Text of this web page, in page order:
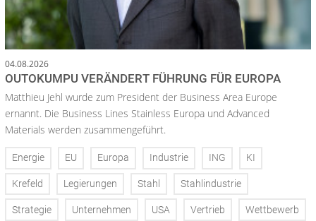
04.08.2026
OUTOKUMPU VERÄNDERT FÜHRUNG FÜR EUROPA
Matthieu Jehl wurde zum President der Business Area Europe
ernannt. Die Business Lines Stainless Europa und Advanced
Materials werden zusammengeführt.
Energie EU Europa Industrie ING KI
Krefeld Legierungen Stahl Stahlindustrie
Strategie Unternehmen USA Vertrieb Wettbewerb